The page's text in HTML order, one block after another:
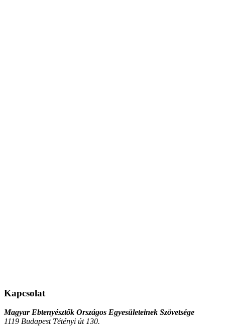
Kapcsolat
Magyar Ebtenyésztők Országos Egyesületeinek Szövetsége
1119 Budapest Tétényi út 130.